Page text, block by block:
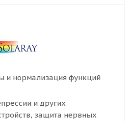
и нормализация функций
и других
защита нервных